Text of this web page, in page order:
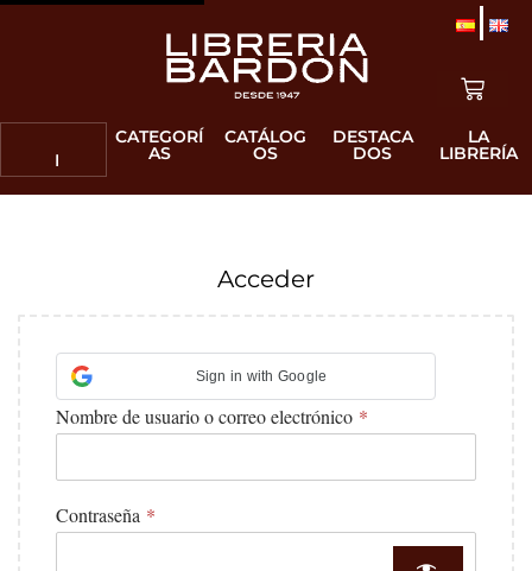
CATEGORÍ
AS
CATÁLOG
OS
DESTACA
DOS
LA
LIBRERÍA
Acceder
Sign in with Google
Nombre de usuario o correo electrónico *
Contraseña *